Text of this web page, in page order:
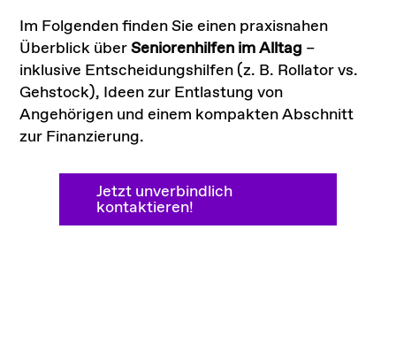
Im Folgenden finden Sie einen praxisnahen
Überblick überSeniorenhilfen im Alltag –
inklusive Entscheidungshilfen (z. B. Rollator vs.
Gehstock), Ideen zur Entlastung von
Angehörigen und einem kompakten Abschnitt
zur Finanzierung.
Jetzt unverbindlich
kontaktieren!